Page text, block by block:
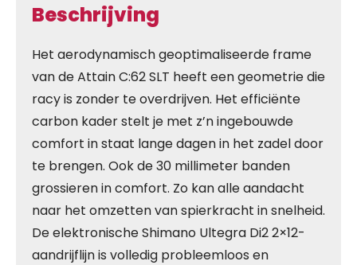
Beschrijving
Het aerodynamisch geoptimaliseerde frame
van de Attain C:62 SLT heeft een geometrie die
racy is zonder te overdrijven. Het efficiënte
carbon kader stelt je met z’n ingebouwde
comfort in staat lange dagen in het zadel door
te brengen. Ook de 30 millimeter banden
grossieren in comfort. Zo kan alle aandacht
naar het omzetten van spierkracht in snelheid.
De elektronische Shimano Ultegra Di2 2×12-
aandrijflijn is volledig probleemloos en